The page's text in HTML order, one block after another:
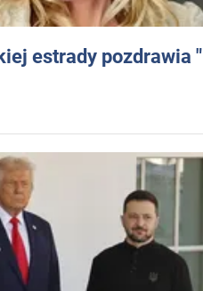
estrady pozdrawia